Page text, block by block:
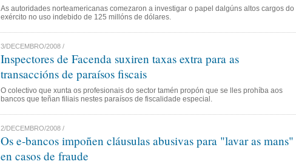
As autoridades norteamericanas comezaron a investigar o papel dalgúns altos cargos do
exército no uso indebido de 125 millóns de dólares.
3/DECEMBRO/2008 /
Inspectores de Facenda suxiren taxas extra para as
transaccións de paraísos fiscais
O colectivo que xunta os profesionais do sector tamén propón que se lles prohíba aos
bancos que teñan filiais nestes paraísos de fiscalidade especial.
2/DECEMBRO/2008 /
Os e-bancos impoñen cláusulas abusivas para "lavar as mans"
en casos de fraude